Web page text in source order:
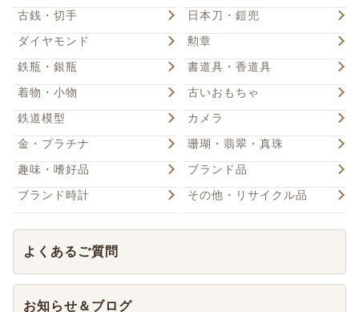
古銭・切手
日本刀・鎧兜
ダイヤモンド
勲章
鉄瓶・銀瓶
書道具・香道具
着物・小物
古いおもちゃ
鉄道模型
カメラ
金・プラチナ
珊瑚・翡翠・真珠
趣味・嗜好品
ブランド品
ブランド時計
その他・リサイクル品
よくあるご質問
お知らせ＆ブログ